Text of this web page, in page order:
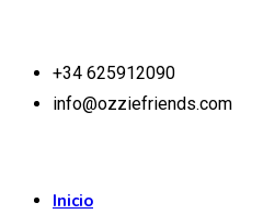
+34 625912090
info@ozziefriends.com
Inicio